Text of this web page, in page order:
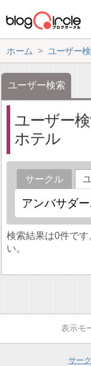
ホーム ユーザー
ユーザー検索
ユーザー
ホテル
サークル
検索結果は0件で
い。
サー